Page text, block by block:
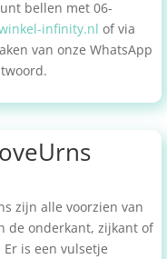
bellen met 06-
infinity.nl of via
van onze WhatsApp
zijn alle voorzien van
de onderkant, zijkant of
Er is een vulsetje